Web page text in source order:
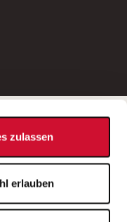
zulassen
erlauben
in der